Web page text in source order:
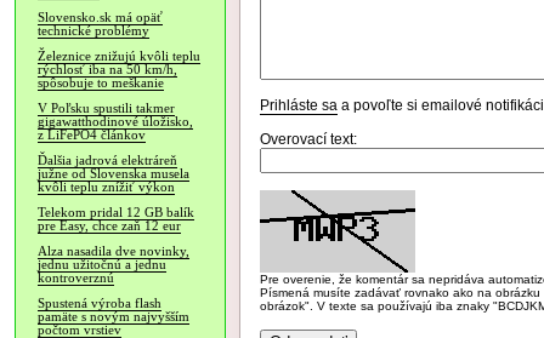
Slovensko.sk má opäť
technické problémy
Železnice znižujú kvôli teplu
rýchlosť iba na 50 km/h,
spôsobuje to meškanie
V Poľsku spustili takmer
gigawatthodinové úložisko,
z LiFePO4 článkov
Ďalšia jadrová elektráreň
južne od Slovenska musela
kvôli teplu znížiť výkon
Telekom pridal 12 GB balík
pre Easy, chce zaň 12 eur
Alza nasadila dve novinky,
jednu užitočnú a jednu
kontroverznú
Spustená výroba flash
pamäte s novým najvyšším
počtom vrstiev
Prihláste sa a povoľte si emailové
Overovací text:
Pre overenie, že komentár sa nepridáva
Písmená musíte zadávať rovnako ako na
obrázok". V texte sa používajú iba znaky